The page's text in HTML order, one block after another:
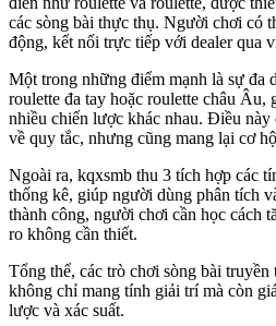
các sòng bài thực thụ. Người chơi có
động, kết nối trực tiếp với dealer qua
Một trong những điểm mạnh là sự đa
roulette đa tay hoặc roulette châu Âu,
nhiều chiến lược khác nhau. Điều này
về quy tắc, nhưng cũng mang lại cơ
Ngoài ra, kqxsmb thu 3 tích hợp các
thống kê, giúp người dùng phân tích
thành công, người chơi cần học cách
ro không cần thiết.
Tổng thể, các trò chơi sòng bài
không chỉ mang tính giải trí mà còn
lược và xác suất.